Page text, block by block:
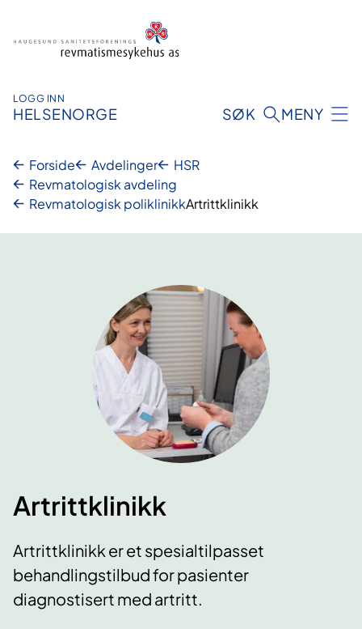
LOGG INN
HELSENORGE SØK MENY
Forside Avdelinger
HSR
Revmatologisk avdeling
Revmatologisk poliklinikkArtrittklinikk
Artrittklinikk
Artrittklinikk er et spesialtilpasset
behandlingstilbud for pasienter
diagnostisert med artritt.